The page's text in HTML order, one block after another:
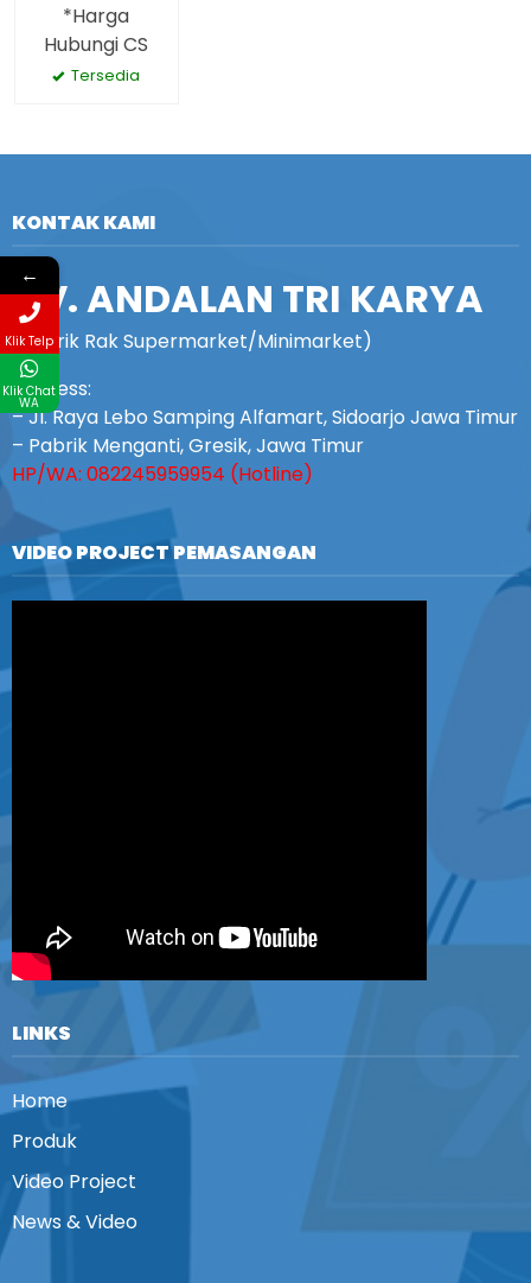
*Harga
Hubungi CS
Tersedia
KONTAK KAMI
CV. ANDALAN TRI KARYA
(Pabrik Rak Supermarket/Minimarket)
Address:
– Jl. Raya Lebo Samping Alfamart, Sidoarjo Jawa Timur
– Pabrik Menganti, Gresik, Jawa Timur
HP/WA: 082245959954 (Hotline)
VIDEO PROJECT PEMASANGAN
LINKS
Home
Produk
Video Project
News & Video
←
Klik Telp
Klik Chat
WA